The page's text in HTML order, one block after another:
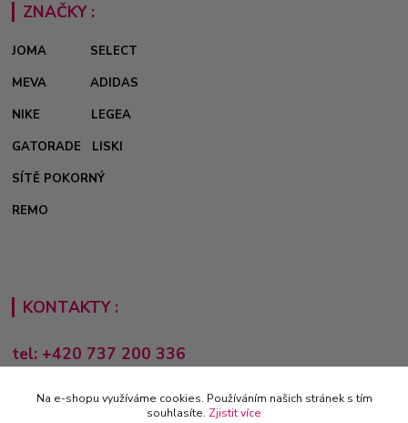
ZNAČKY :
JOMA
SELECT
MEVA
ADIDAS
NIKE
LEGEA
GATORADE
LISKI
SÍTĚ POKORNÝ
REMO
KONTAKTY :
tel: +420 737 200 336
Pondělí-Pátek: 8 - 17 hodin
obchod@e-sporting.cz
Na e-shopu využíváme cookies. Používáním našich stránek s tím
souhlasíte. Zjistit více